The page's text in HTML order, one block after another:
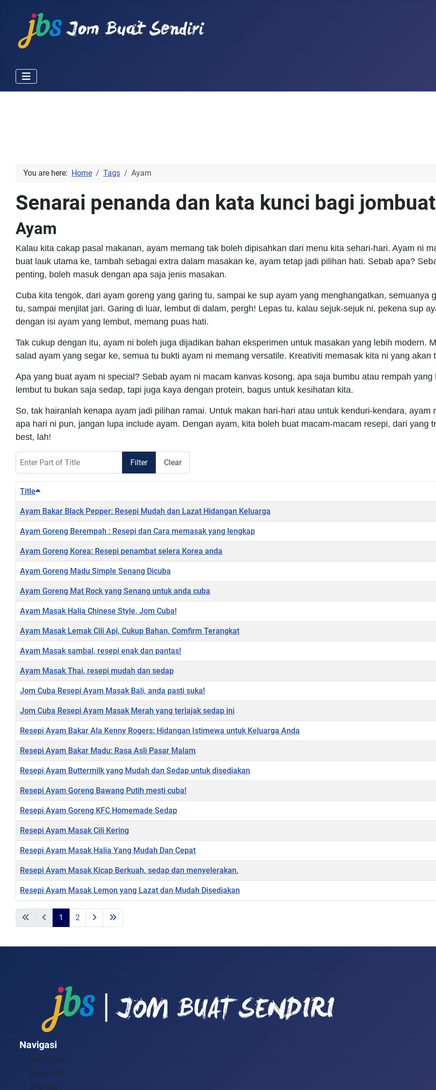
You are here: Home Tags Ayam
Senarai penanda dan kata kunci bagi
Ayam
Kalau kita cakap pasal makanan, ayam memang tak boleh dipisahkan dari menu kita sehari-hari. Ayam ni
buat lauk utama ke, tambah sebagai extra dalam masakan ke, ayam tetap jadi pilihan hati. Sebab apa?
penting, boleh masuk dengan apa saja jenis masakan.
Cuba kita tengok, dari ayam goreng yang garing tu, sampai ke sup ayam yang menghangatkan, semuanya
tu, sampai menjilat jari. Garing di luar, lembut di dalam, pergh! Lepas tu, kalau sejuk-sejuk ni, pekena sup
dengan isi ayam yang lembut, memang puas hati.
Tak cukup dengan itu, ayam ni boleh juga dijadikan bahan eksperimen untuk masakan yang lebih modern.
salad ayam yang segar ke, semua tu bukti ayam ni memang versatile. Kreativiti memasak kita ni yang akan
Apa yang buat ayam ni special? Sebab ayam ni macam kanvas kosong, apa saja bumbu atau rempah
lembut tu bukan saja sedap, tapi juga kaya dengan protein, bagus untuk kesihatan kita.
So, tak hairanlah kenapa ayam jadi pilihan ramai. Untuk makan hari-hari atau untuk kenduri-kendara,
apa hari ni pun, jangan lupa include ayam. Dengan ayam, kita boleh buat macam-macam resepi, dari yang
best, lah!
Filter Clear
Title
Ayam Bakar Black Pepper: Resepi Mudah dan Lazat Hidangan Keluarga
Ayam Goreng Berempah : Resepi dan Cara memasak yang lengkap
Ayam Goreng Korea: Resepi penambat selera Korea anda
Ayam Goreng Madu Simple Senang Dicuba
Ayam Goreng Mat Rock yang Senang untuk anda cuba
Ayam Masak Halia Chinese Style, Jom Cuba!
Ayam Masak Lemak Cili Api, Cukup Bahan, Comfirm Terangkat
Ayam Masak sambal, resepi enak dan pantas!
Ayam Masak Thai, resepi mudah dan sedap
Jom Cuba Resepi Ayam Masak Bali, anda pasti suka!
Jom Cuba Resepi Ayam Masak Merah yang terlajak sedap ini
Resepi Ayam Bakar Ala Kenny Rogers: Hidangan Istimewa untuk Keluarga Anda
Resepi Ayam Bakar Madu: Rasa Asli Pasar Malam
Resepi Ayam Buttermilk yang Mudah dan Sedap untuk disediakan
Resepi Ayam Goreng Bawang Putih mesti cuba!
Resepi Ayam Goreng KFC Homemade Sedap
Resepi Ayam Masak Cili Kering
Resepi Ayam Masak Halia Yang Mudah Dan Cepat
Resepi Ayam Masak Kicap Berkuah, sedap dan menyelerakan.
Resepi Ayam Masak Lemon yang Lazat dan Mudah Disediakan
1 2
Navigasi
Jom Buat!
Jom List!
Sitemap